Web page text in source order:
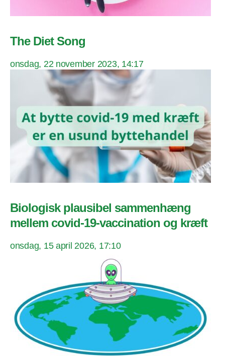
The Diet Song
onsdag, 22 november 2023, 14:17
Biologisk plausibel sammenhæng
mellem covid-19-vaccination og kræft
onsdag, 15 april 2026, 17:10